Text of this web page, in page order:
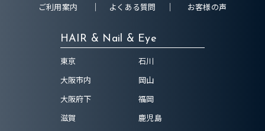
ご利用案内 よくある質問 お客様の声
HAIR & Nail & Eye
東京
大阪市内
大阪府下
滋賀
石川
岡山
福岡
鹿児島